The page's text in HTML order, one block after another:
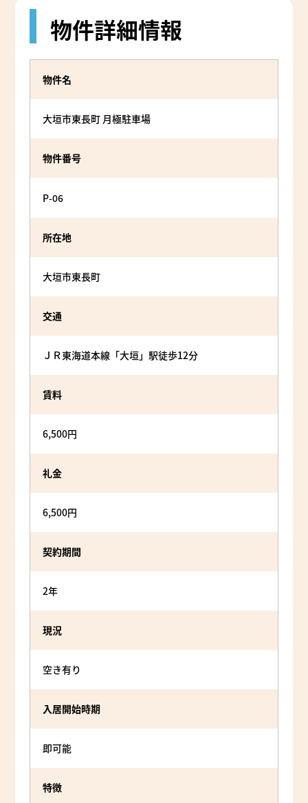
物件詳細情報
物件名
大垣市東長町 月極駐車場
物件番号
P-06
所在地
大垣市東長町
交通
ＪＲ東海道本線「大垣」駅徒歩12分
賃料
6,500円
礼金
6,500円
契約期間
2年
現況
空き有り
入居開始時期
即可能
特徴